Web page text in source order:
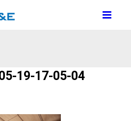
19-17-05-04